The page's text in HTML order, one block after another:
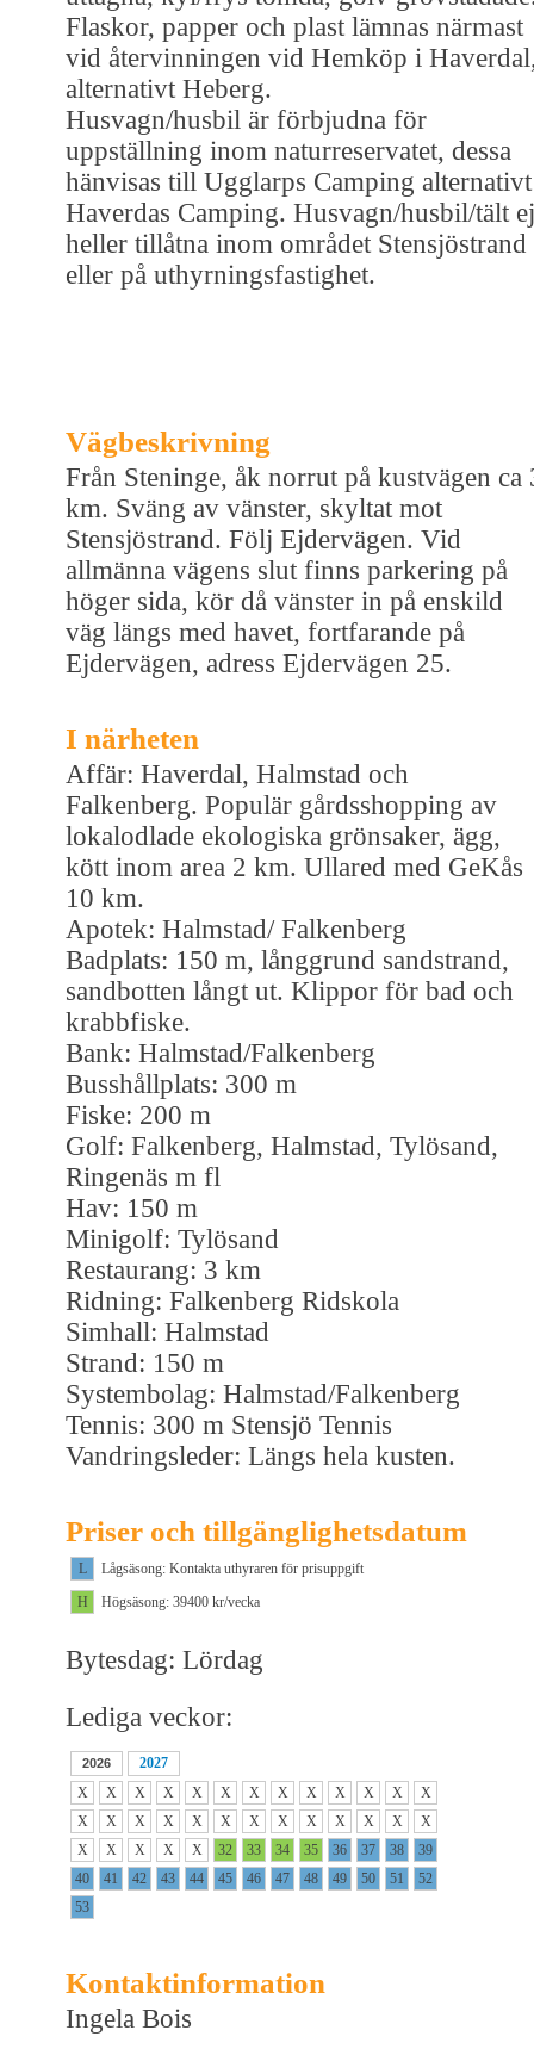
Flaskor, papper och plast lämnas närmast
vid återvinningen vid Hemköp i
alternativt Heberg.
Husvagn/husbil är förbjudna för
uppställning inom naturreservatet, dessa
hänvisas till Ugglarps Camping alternativt
Haverdas Camping. Husvagn/husbil/tält ej
heller tillåtna inom området Stensjöstrand
eller på uthyrningsfastighet.
Vägbeskrivning
Från Steninge, åk norrut på kustvägen ca
km. Sväng av vänster, skyltat mot
Stensjöstrand. Följ Ejdervägen. Vid
allmänna vägens slut finns parkering på
höger sida, kör då vänster in på enskild
väg längs med havet, fortfarande på
Ejdervägen, adress Ejdervägen 25.
I närheten
Affär: Haverdal, Halmstad och
Falkenberg. Populär gårdsshopping av
lokalodlade ekologiska grönsaker, ägg,
kött inom area 2 km. Ullared med GeKås
10 km.
Apotek: Halmstad/ Falkenberg
Badplats: 150 m, långgrund sandstrand,
sandbotten långt ut. Klippor för bad och
krabbfiske.
Bank: Halmstad/Falkenberg
Busshållplats: 300 m
Fiske: 200 m
Golf: Falkenberg, Halmstad, Tylösand,
Ringenäs m fl
Hav: 150 m
Minigolf: Tylösand
Restaurang: 3 km
Ridning: Falkenberg Ridskola
Simhall: Halmstad
Strand: 150 m
Systembolag: Halmstad/Falkenberg
Tennis: 300 m Stensjö Tennis
Vandringsleder: Längs hela kusten.
Priser och tillgänglighetsdatum
L
Lågsäsong: Kontakta uthyraren för prisuppgift
H
Högsäsong: 39400 kr/vecka
Bytesdag: Lördag
Lediga veckor:
2026
2027
X
X X X X X X X X X X X
X
X
X X X X X X X X X X X
X
X
X X X X 32 33 34 35 36 37 38
39
40
41 42 43 44 45 46 47 48 49 50 51
52
53
Kontaktinformation
Ingela Bois